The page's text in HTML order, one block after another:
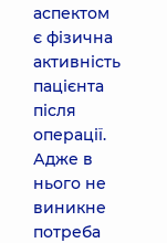
аспектом
є фізична
активність
пацієнта
після
операції.
Адже в
нього не
виникне
потреба